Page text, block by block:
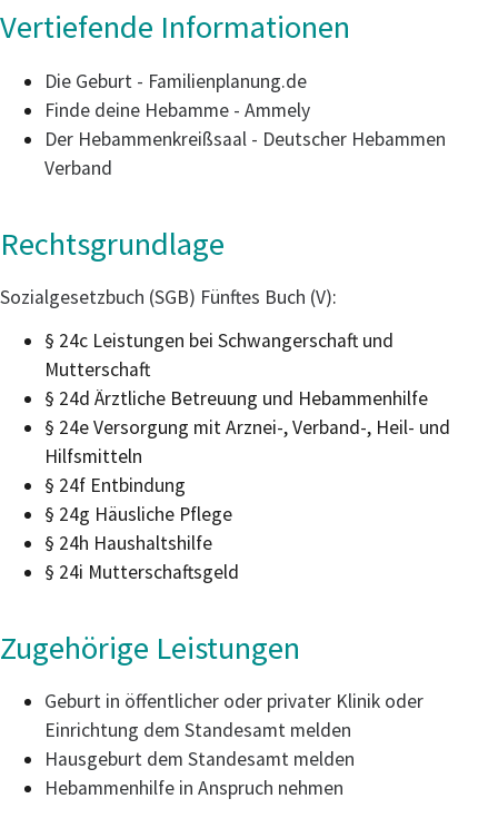
Vertiefende Informationen
Die Geburt - Familienplanung.de
Finde deine Hebamme - Ammely
Der Hebammenkreißsaal - Deutscher Hebammen
Verband
Rechtsgrundlage
Sozialgesetzbuch (SGB) Fünftes Buch (V):
§ 24c Leistungen bei Schwangerschaft und
Mutterschaft
§ 24d Ärztliche Betreuung und Hebammenhilfe
§ 24e Versorgung mit Arznei-, Verband-, Heil- und
Hilfsmitteln
§ 24f Entbindung
§ 24g Häusliche Pflege
§ 24h Haushaltshilfe
§ 24i Mutterschaftsgeld
Zugehörige Leistungen
Geburt in öffentlicher oder privater Klinik oder
Einrichtung dem Standesamt melden
Hausgeburt dem Standesamt melden
Hebammenhilfe in Anspruch nehmen